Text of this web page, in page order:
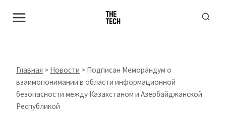
Главная > Новости > Подписан Меморандум о
взаимопонимании в области информационной
безопасности между Казахстаном и Азербайджанской
Республикой